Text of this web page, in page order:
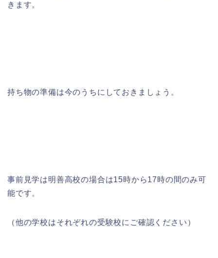
きます。
持ち物の準備は今のうちにしておきましょう。
事前見学は明善高校の場合は15時から17時の間のみ可
能です。
（他の学校はそれぞれの受験校にご確認ください）